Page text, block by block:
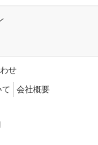
せ
会社概要